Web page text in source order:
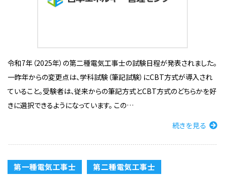
令和7年（2025年）の第二種電気工事士の試験日程が発表されました。
一昨年からの変更点は、学科試験（筆記試験）にCBT方式が導入され
ていること。受験者は、従来からの筆記方式とCBT方式のどちらかを好
きに選択できるようになっています。 この…
続きを見る
第一種電気工事士 第二種電気工事士